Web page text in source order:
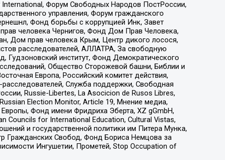
Форум Свободных Народов ПостРоссии,
управления, Форум гражданского
Фонд борьбы с коррупцией Инк, Завет
человека Чернигов, Фонд Дом Прав Человека,
Дом прав человека Крым, Центр дикого лосося,
расследователей, АЛЛАТРА, За свободную
Гудзоновский институт, Фонд Демократического
Общество Сторожевой башни, Библии и
Европа, Российский комитет действия,
Служба поддержки, Свободная
Russie-Libertes, La Asocicion de Rusos Libres,
Election Monitor, Article 19, Мнение медиа,
Фонд имени Фридриха Эберта, XZ gGmbH,
for International Education, Cultural Vistas,
и государственной политики им Питера Мунка,
Гражданских Свобод, Фонд Бориса Немцова за
Ингушетии, Прометей, Stop Occupation of